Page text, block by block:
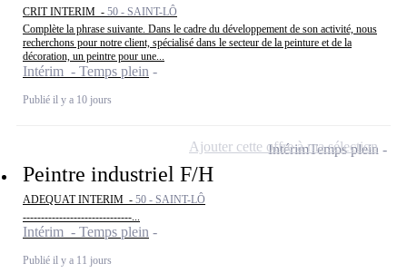
CRIT INTERIM - 50 - SAINT-LÔ
Complète la phrase suivante. Dans le cadre du développement de son activité, nous
recherchons pour notre client, spécialisé dans le secteur de la peinture et de la
décoration, un peintre pour une...
Intérim - Temps plein
Publié il y a 10 jours
Peintre industriel F/H
ADEQUAT INTERIM - 50 - SAINT-LÔ
------------------------------...
Intérim - Temps plein
Publié il y a 11 jours
IntérimTemps plein
Ajouter cette offre à ma sélection